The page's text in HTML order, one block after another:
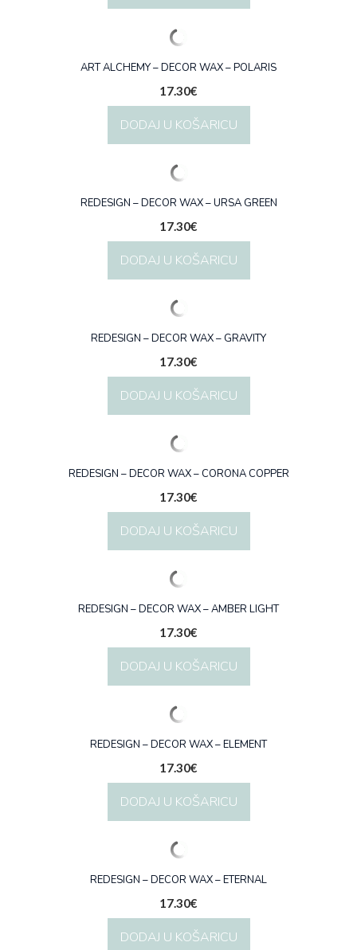
ART ALCHEMY – DECOR WAX – POLARIS
17.30€
DODAJ U KOŠARICU
REDESIGN – DECOR WAX – URSA GREEN
17.30€
DODAJ U KOŠARICU
REDESIGN – DECOR WAX – GRAVITY
17.30€
DODAJ U KOŠARICU
REDESIGN – DECOR WAX – CORONA COPPER
17.30€
DODAJ U KOŠARICU
REDESIGN – DECOR WAX – AMBER LIGHT
17.30€
DODAJ U KOŠARICU
REDESIGN – DECOR WAX – ELEMENT
17.30€
DODAJ U KOŠARICU
REDESIGN – DECOR WAX – ETERNAL
17.30€
DODAJ U KOŠARICU